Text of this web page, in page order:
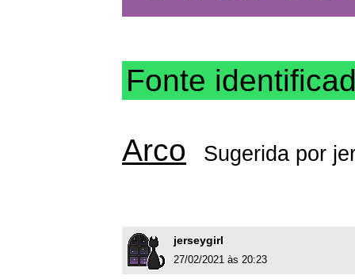
Fonte
Arco Sugerida por
jerseygirl
27/02/2021 às 20:23